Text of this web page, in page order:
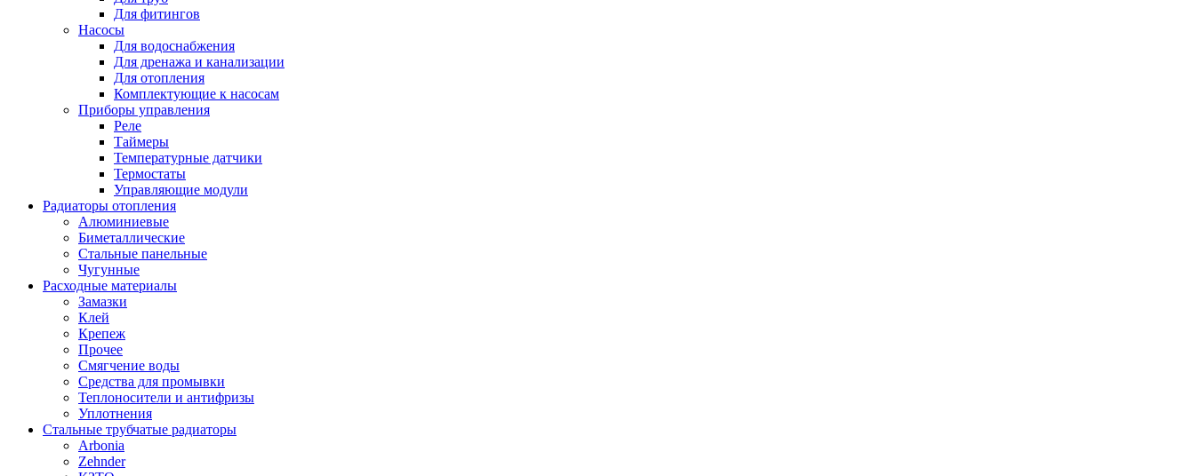
Для фитингов
Насосы
Для водоснабжения
Для дренажа и канализации
Для отопления
Комплектующие к насосам
Приборы управления
Реле
Таймеры
Температурные датчики
Термостаты
Управляющие модули
Радиаторы отопления
Алюминиевые
Биметаллические
Стальные панельные
Чугунные
Расходные материалы
Замазки
Клей
Крепеж
Прочее
Смягчение воды
Средства для промывки
Теплоносители и антифризы
Уплотнения
Стальные трубчатые радиаторы
Arbonia
Zehnder